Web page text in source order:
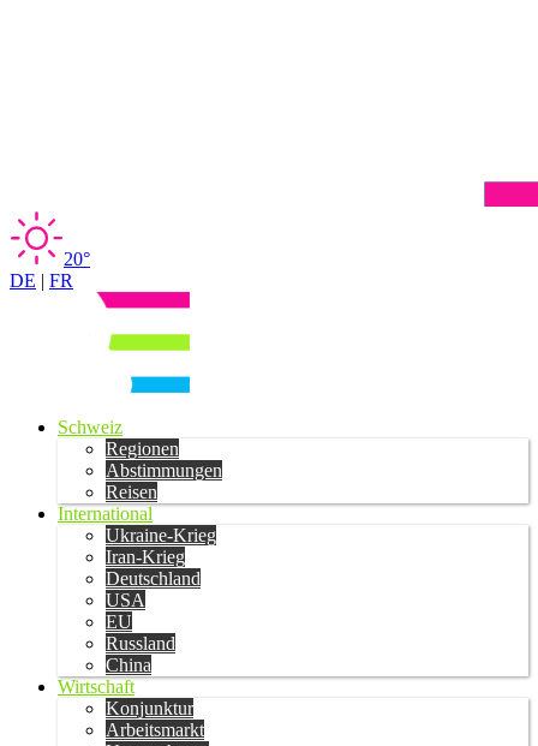
20°
DE | FR
Schweiz
Regionen
Abstimmungen
Reisen
International
Ukraine-Krieg
Iran-Krieg
Deutschland
USA
EU
Russland
China
Wirtschaft
Konjunktur
Arbeitsmarkt